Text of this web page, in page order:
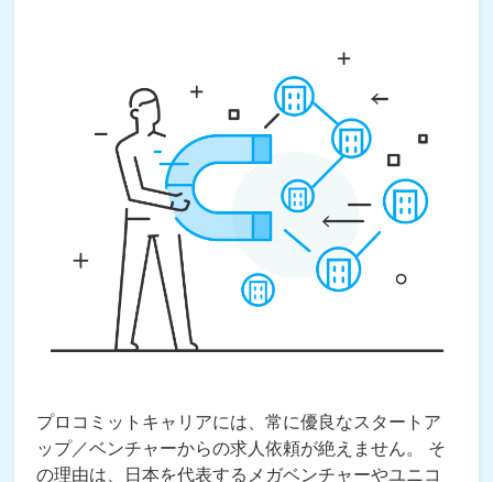
プロコミットキャリアには、常に優良なスタートア
ップ／ベンチャーからの求人依頼が絶えません。 そ
の理由は、日本を代表するメガベンチャーやユニコ